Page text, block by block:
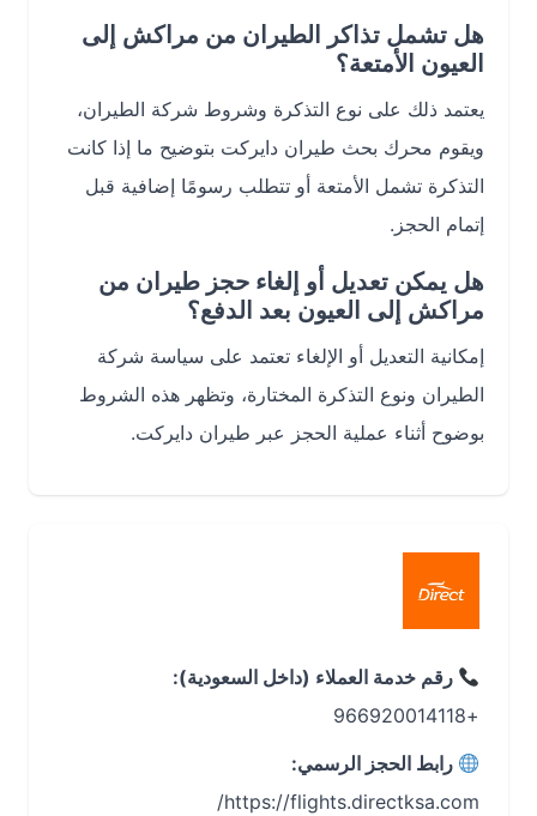
هل تشمل تذاكر الطيران من مراكش إلى
العيون الأمتعة؟
يعتمد ذلك على نوع التذكرة وشروط شركة الطيران،
ويقوم محرك بحث طيران دايركت بتوضيح ما إذا كانت
التذكرة تشمل الأمتعة أو تتطلب رسومًا إضافية قبل
إتمام الحجز.
هل يمكن تعديل أو إلغاء حجز طيران من
مراكش إلى العيون بعد الدفع؟
إمكانية التعديل أو الإلغاء تعتمد على سياسة شركة
الطيران ونوع التذكرة المختارة، وتظهر هذه الشروط
بوضوح أثناء عملية الحجز عبر طيران دايركت.
رقم خدمة العملاء (داخل السعودية):
رابط الحجز الرسمي:
https://flights.directksa.com/